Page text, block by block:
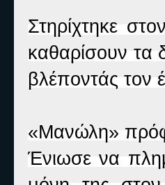
Στηρίχτηκε
καθαρίσουν τα
βλέποντάς τον
«Μανώλη»
Ένιωσε να